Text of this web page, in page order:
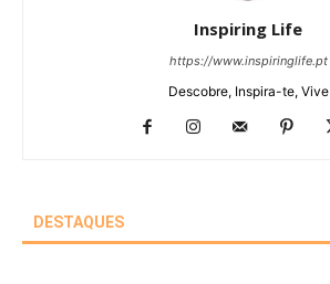
Inspiring Life
https://www.inspiringlife.pt
Descobre, Inspira-te, Vive
DESTAQUES